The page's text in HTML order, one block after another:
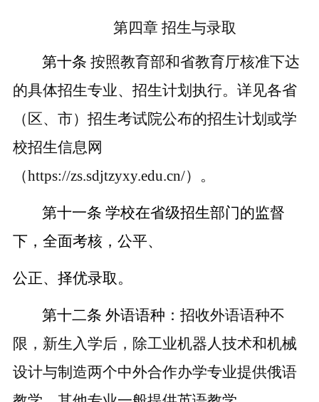
第四章 招生与录取
第十条 按照教育部和省教育厅核准下达
的具体招生专业、招生计划执行。详见各省
（区、市）招生考试院公布的招生计划或学
校招生信息网
（https://zs.sdjtzyxy.edu.cn/）。
第十一条 学校在省级招生部门的监督
下，全面考核，公平、
公正、择优录取。
第十二条 外语语种： 招收外语语种不
限，新生入学后，除工业机器人技术和机械
设计与制造两个中外合作办学专业提供俄语